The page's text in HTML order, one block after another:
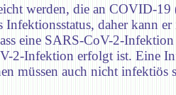
werden, die an COVID-
daher kann
eine SARS-CoV-2-Infektion
2-Infektion erfolgt ist. Eine
müssen auch nicht infektiös